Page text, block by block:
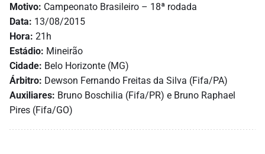
Motivo: Campeonato Brasileiro – 18ª rodada
Data: 13/08/2015
Hora: 21h
Estádio: Mineirão
Cidade: Belo Horizonte (MG)
Árbitro: Dewson Fernando Freitas da Silva (Fifa/PA)
Auxiliares: Bruno Boschilia (Fifa/PR) e Bruno Raphael
Pires (Fifa/GO)